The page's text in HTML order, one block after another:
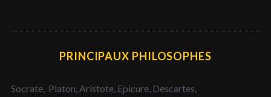
PRINCIPAUX PHILOSOPHES
Socrate, Platon,Aristote, Epicure, Descartes,